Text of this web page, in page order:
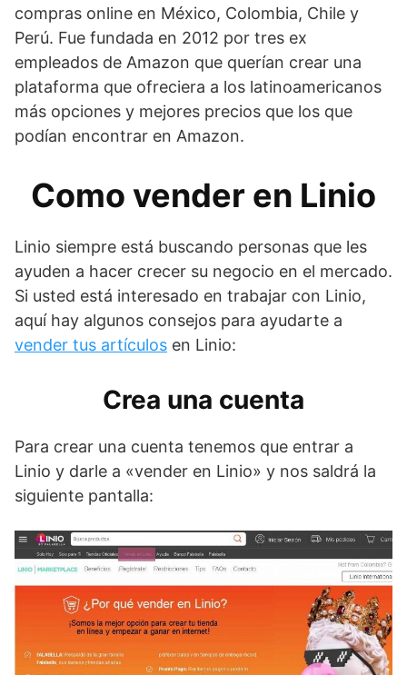
compras online en México, Colombia, Chile y
Perú. Fue fundada en 2012 por tres ex
empleados de Amazon que querían crear una
plataforma que ofreciera a los latinoamericanos
más opciones y mejores precios que los que
podían encontrar en Amazon.
Como vender en Linio
Linio siempre está buscando personas que les
ayuden a hacer crecer su negocio en el mercado.
Si usted está interesado en trabajar con Linio,
aquí hay algunos consejos para ayudarte a
vender tus artículos en Linio:
Crea una cuenta
Para crear una cuenta tenemos que entrar a
Linio y darle a «vender en Linio» y nos saldrá la
siguiente pantalla: